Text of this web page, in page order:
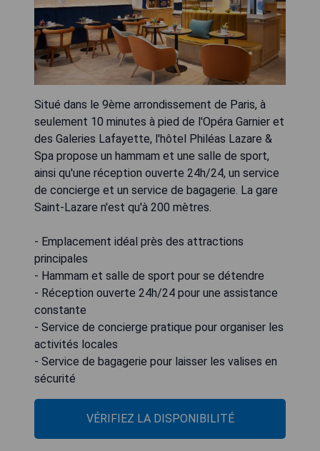
Situé dans le 9ème arrondissement de Paris, à
seulement 10 minutes à pied de l'Opéra Garnier et
des Galeries Lafayette, l'hôtel Philéas Lazare &
Spa propose un hammam et une salle de sport,
ainsi qu'une réception ouverte 24h/24, un service
de concierge et un service de bagagerie. La gare
Saint-Lazare n'est qu'à 200 mètres.
- Emplacement idéal près des attractions
principales
- Hammam et salle de sport pour se détendre
- Réception ouverte 24h/24 pour une assistance
constante
- Service de concierge pratique pour organiser les
activités locales
- Service de bagagerie pour laisser les valises en
sécurité
VÉRIFIEZ LA DISPONIBILITÉ